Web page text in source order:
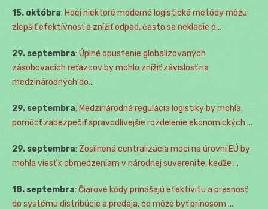
15. októbra: Hoci niektoré moderné logistické metódy môžu
zlepšiť efektívnosť a znížiť odpad, často sa nekladie d...
29. septembra: Úplné opustenie globalizovaných
zásobovacích reťazcov by mohlo znížiť závislosť na
medzinárodných do...
29. septembra: Medzinárodná regulácia logistiky by mohla
pomôcť zabezpečiť spravodlivejšie rozdelenie ekonomických ...
29. septembra: Zosilnená centralizácia moci na úrovni EÚ by
mohla viesť k obmedzeniam v národnej suverenite, keďže ...
18. septembra: Čiarové kódy prinášajú efektivitu a presnosť
do systému distribúcie a predaja, čo môže byť prínosom ...